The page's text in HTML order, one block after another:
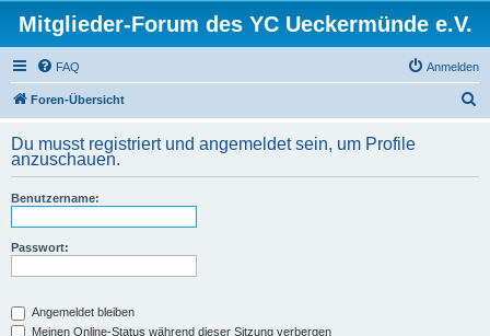
Mitglieder-Forum des YC Ueckermünde e.V.
FAQ Anmelden
Foren-Übersicht
h
Du musst registriert und angemeldet sein, um Profile
anzuschauen.
Benutzername:
Passwort:
Angemeldet bleiben
Meinen Online-Status während dieser Sitzung verbergen